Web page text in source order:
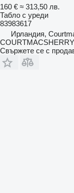
160 € ≈ 313,50 лв.
Табло с уреди
83983617
Ирландия,
Свържете се с